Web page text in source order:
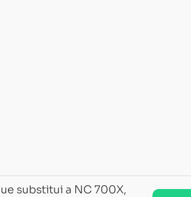
substitui a NC 700X,